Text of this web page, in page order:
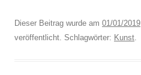
Dieser Beitrag wurde am 01/01/2019
veröffentlicht. Schlagwörter: Kunst.